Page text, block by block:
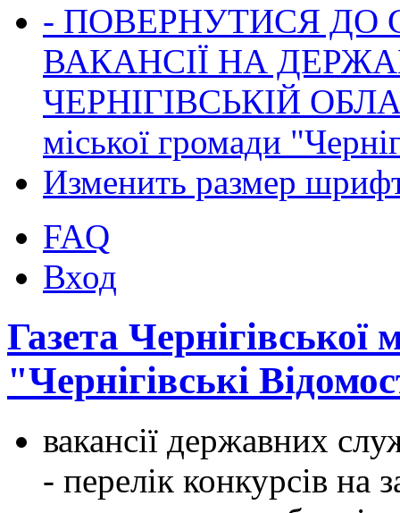
- ПОВЕРНУТИСЯ ДО
ВАКАНСІЇ НА
ЧЕРНІГІВСЬКІЙ
міської громади
Изменить размер
FAQ
Вход
Газета Чернігівської
"Чернігівські
вакансії державних
- перелік конкурсів на